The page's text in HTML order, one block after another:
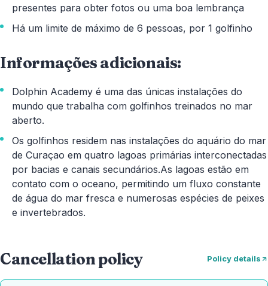
presentes para obter fotos ou uma boa lembrança
Há um limite de máximo de 6 pessoas, por 1 golfinho
Informações adicionais:
Dolphin Academy é uma das únicas instalações do
mundo que trabalha com golfinhos treinados no mar
aberto.
Os golfinhos residem nas instalações do aquário do mar
de Curaçao em quatro lagoas primárias interconectadas
por bacias e canais secundários.As lagoas estão em
contato com o oceano, permitindo um fluxo constante
de água do mar fresca e numerosas espécies de peixes
e invertebrados.
Cancellation policy Policy details